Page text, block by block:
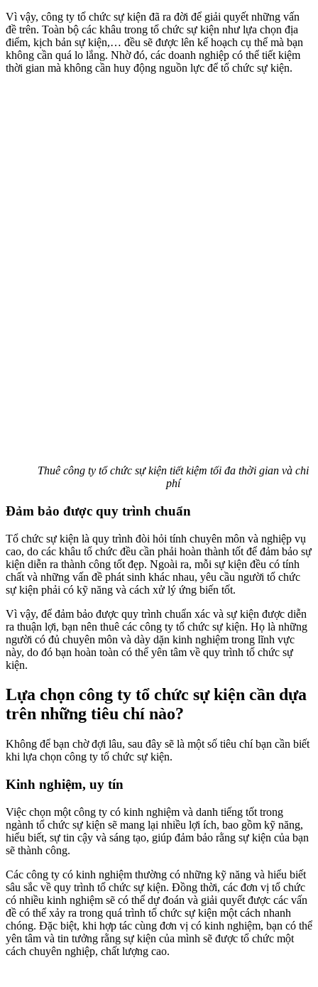
Vì vậy, công ty tổ chức sự kiện đã ra đời để giải quyết những vấn
đề trên. Toàn bộ các khâu trong tổ chức sự kiện như lựa chọn địa
điểm, kịch bản sự kiện,… đều sẽ được lên kế hoạch cụ thể mà bạn
không cần quá lo lắng. Nhờ đó, các doanh nghiệp có thể tiết kiệm
thời gian mà không cần huy động nguồn lực để tổ chức sự kiện.
Thuê công ty tổ chức sự kiện tiết kiệm tối đa thời gian và chi
phí
Đảm bảo được quy trình chuẩn
Tổ chức sự kiện là quy trình đòi hỏi tính chuyên môn và nghiệp vụ
cao, do các khâu tổ chức đều cần phải hoàn thành tốt để đảm bảo sự
kiện diễn ra thành công tốt đẹp. Ngoài ra, mỗi sự kiện đều có tính
chất và những vấn đề phát sinh khác nhau, yêu cầu người tổ chức
sự kiện phải có kỹ năng và cách xử lý ứng biến tốt.
Vì vậy, để đảm bảo được quy trình chuẩn xác và sự kiện được diễn
ra thuận lợi, bạn nên thuê các công ty tổ chức sự kiện. Họ là những
người có đủ chuyên môn và dày dặn kinh nghiệm trong lĩnh vực
này, do đó bạn hoàn toàn có thể yên tâm về quy trình tổ chức sự
kiện.
Lựa chọn công ty tổ chức sự kiện cần dựa
trên những tiêu chí nào?
Không để bạn chờ đợi lâu, sau đây sẽ là một số tiêu chí bạn cần biết
khi lựa chọn công ty tổ chức sự kiện.
Kinh nghiệm, uy tín
Việc chọn một công ty có kinh nghiệm và danh tiếng tốt trong
ngành tổ chức sự kiện sẽ mang lại nhiều lợi ích, bao gồm kỹ năng,
hiểu biết, sự tin cậy và sáng tạo, giúp đảm bảo rằng sự kiện của bạn
sẽ thành công.
Các công ty có kinh nghiệm thường có những kỹ năng và hiểu biết
sâu sắc về quy trình tổ chức sự kiện. Đồng thời, các đơn vị tổ chức
có nhiều kinh nghiệm sẽ có thể dự đoán và giải quyết được các vấn
đề có thể xảy ra trong quá trình tổ chức sự kiện một cách nhanh
chóng. Đặc biệt, khi hợp tác cùng đơn vị có kinh nghiệm, bạn có thể
yên tâm và tin tưởng rằng sự kiện của mình sẽ được tổ chức một
cách chuyên nghiệp, chất lượng cao.